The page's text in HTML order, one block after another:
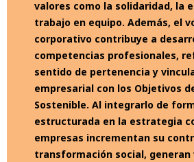
valores como la solidaridad, la
trabajo en equipo. Además, el
corporativo contribuye a
competencias profesionales,
sentido de pertenencia y
empresarial con los Objetivos
Sostenible. Al integrarlo de
estructurada en la estrategia
empresas incrementan su
transformación social, generan